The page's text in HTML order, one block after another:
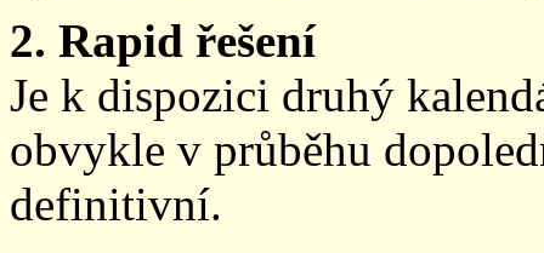
2. Rapid řešení
Je k dispozici druhý
obvykle v průběhu
definitivní.